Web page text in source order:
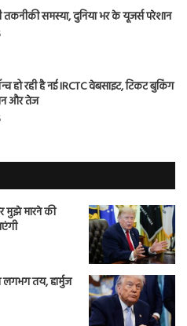
समस्या, दुनिया भर के यूजर्स परेशान
हो रही है नई IRCTC वेबसाइट, टिकट बुकिंग
और तेज
मुझे मारने की
लगभग तय, हार्मुज